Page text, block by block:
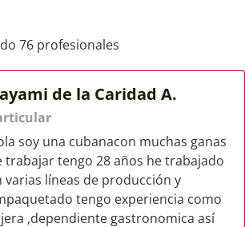
76 profesionales
de la Caridad A.
soy una cubanacon muchas ganas
trabajar tengo 28 años he trabajado
varias líneas de producción y
tengo experiencia como
,dependiente gastronomica así